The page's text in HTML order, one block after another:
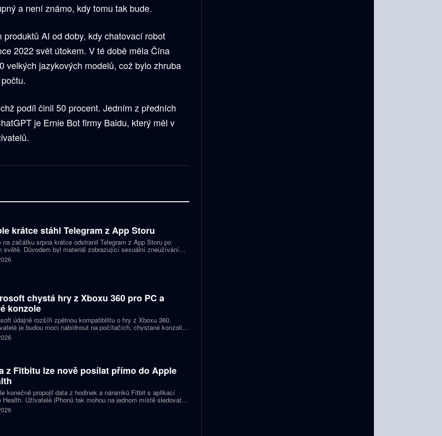
a není známo, kdy tomu tak bude.
AI od doby, kdy chatovací robot
2022 svět útokem. V té době měla Čína
velkých jazykových modelů, což bylo zhruba
podíl činil 50 procent. Jedním z předních
je Ernie Bot firmy Baidu, který měl v
krátce stáhl Telegram z App Storu
na začátku srpna krátce odstranil Telegram z App Storu po
světě. Důvodem byl materiál zobrazující sexuální zneužívání
podle firmy sdílel jeden uživatel. Telegram účet rychle
a aplikace se ještě během stejného dne do obchodu vrátila.
chystá hry z Xboxu 360 pro PC a
konzole
údajně rozšíří zpětnou kompatibilitu o hry z Xboxu 360.
je budou moci nabídnout na počítačích, chystané konzoli
Helix i přenosných zařízeních. První tituly by mohly dorazit
let 2027 a 2028.
z Fitbitu lze nově posílat přímo do Apple
konečně propojil data z hodinek a náramků Fitbit s aplikací
Health. Uživatelé iPhonů tak mohou na jednom místě sledovat
cvičení, spánek i zdravotní údaje. Novinka odstraňuje omezení,
bylo dosud nutné využívat pomocné aplikace nebo jiné